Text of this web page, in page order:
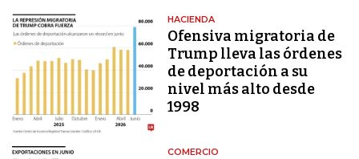
HACIENDA
Ofensiva migratoria de
Trump lleva las órdenes
de deportación a su
nivel más alto desde
1998
COMERCIO